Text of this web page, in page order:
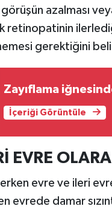
azalması
retinopatinin
gerektiğini
Zayıflama
İçeriği Görüntüle
EVRE
evre ve ileri
evrede damar